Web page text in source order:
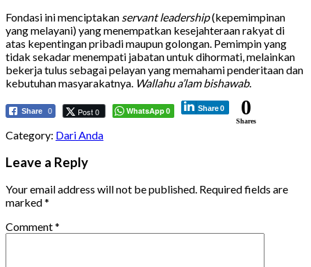
Fondasi ini menciptakan servant leadership(kepemimpinan
yang melayani) yang menempatkan kesejahteraan rakyat di
atas kepentingan pribadi maupun golongan. Pemimpin yang
tidak sekadar menempati jabatan untuk dihormati, melainkan
bekerja tulus sebagai pelayan yang memahami penderitaan dan
kebutuhan masyarakatnya. Wallahu a’lam bishawab.
Share 0 Post 0 WhatsApp0 Share0 0
Shares
Category: Dari Anda
Leave a Reply
Your email address will not be published. Required fields are
marked*
Comment*